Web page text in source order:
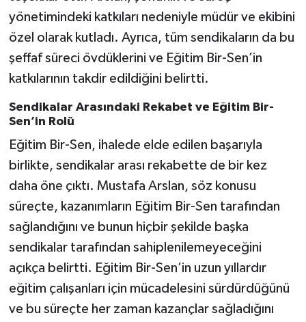
yönetimindeki katkıları nedeniyle müdür ve ekibini
özel olarak kutladı. Ayrıca, tüm sendikaların da bu
şeffaf süreci övdüklerini ve Eğitim Bir-Sen’in
katkılarının takdir edildiğini belirtti.
Sendikalar Arasındaki Rekabet ve Eğitim Bir-
Sen’in Rolü
Eğitim Bir-Sen, ihalede elde edilen başarıyla
birlikte, sendikalar arası rekabette de bir kez
daha öne çıktı. Mustafa Arslan, söz konusu
süreçte, kazanımların Eğitim Bir-Sen tarafından
sağlandığını ve bunun hiçbir şekilde başka
sendikalar tarafından sahiplenilemeyeceğini
açıkça belirtti. Eğitim Bir-Sen’in uzun yıllardır
eğitim çalışanları için mücadelesini sürdürdüğünü
ve bu süreçte her zaman kazançlar sağladığını